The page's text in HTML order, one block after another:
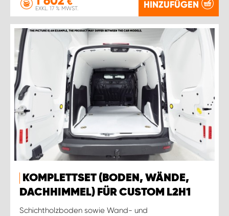
EXKL. 17 % MWST. HINZUFÜGEN
KOMPLETTSET (BODEN, WÄNDE,
DACHHIMMEL) FÜR CUSTOM L2H1
Schichtholzboden sowie Wand- und